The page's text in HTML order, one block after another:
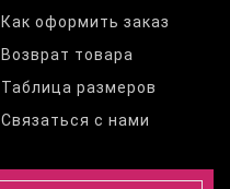
Как оформить заказ
Возврат товара
Таблица размеров
Связаться с нами